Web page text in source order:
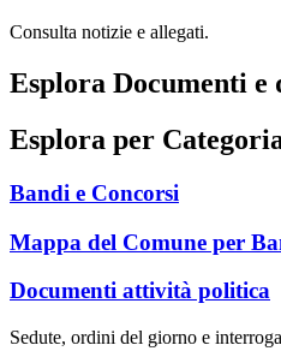
Consulta notizie e allegati.
Esplora Documenti e
Esplora per
Bandi e Concorsi
Mappa del Comune per
Documenti attività politica
Sedute, ordini del giorno e